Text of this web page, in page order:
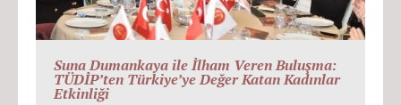
Suna Dumankaya ile İlham Veren Buluşma:
TÜDİP’ten Türkiye’ye Değer Katan Kadınlar
Etkinliği